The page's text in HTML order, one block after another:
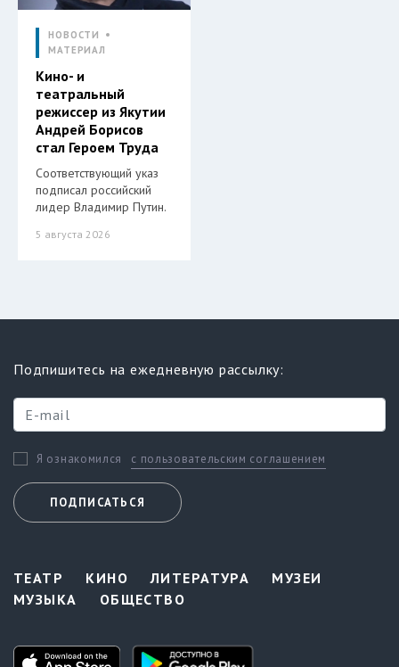
НОВОСТИ
МАТЕРИАЛ
Кино- и
театральный
режиссер из Якутии
Андрей Борисов
стал Героем Труда
Соответствующий указ
подписал российский
лидер Владимир Путин.
5 августа 2026
Подпишитесь на ежедневную рассылку:
Я ознакомился с пользовательским соглашением
ПОДПИСАТЬСЯ
ТЕАТР КИНО ЛИТЕРАТУРА
МУЗЕИ
МУЗЫКА
ОБЩЕСТВО